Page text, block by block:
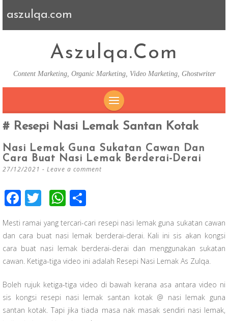
aszulqa.com
Aszulqa.com
Content Marketing, Organic Marketing, Video Marketing, Ghostwriter
SKIP TO CONTENT
Resepi Nasi Lemak Santan Kotak
Nasi Lemak Guna Sukatan Cawan Dan
Cara Buat Nasi Lemak Berderai-Derai
27/12/2021 Leave a comment
F
e
b
o
o
k
T
tt
er
W
at
s
A
p
p
h
ar
e
Mesti ramai yang tercari-cari resepi nasi lemak guna sukatan cawan
dan cara buat nasi lemak berderai-derai. Kali ini sis akan kongsi
cara buat nasi lemak berderai-derai dan menggunakan sukatan
cawan. Ketiga-tiga video ini adalah Resepi Nasi Lemak As Zulqa.
Boleh rujuk ketiga-tiga video di bawah kerana asa antara video ni
sis kongsi resepi nasi lemak santan kotak @ nasi lemak guna
santan kotak. Tapi jika tiada masa nak masak sendiri nasi lemak,